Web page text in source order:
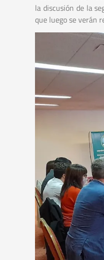
la discusión de la
que luego se verán